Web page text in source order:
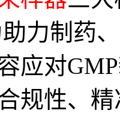
力制药
应对
规性、